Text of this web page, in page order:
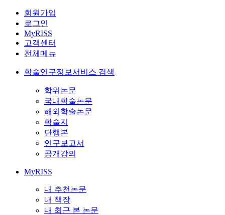
회원가입
로그인
MyRISS
고객센터
전체메뉴
학술연구정보서비스 검색
학위논문
국내학술논문
해외학술논문
학술지
단행본
연구보고서
공개강의
MyRISS
내 추천논문
내 책장
내 최근 본 논문